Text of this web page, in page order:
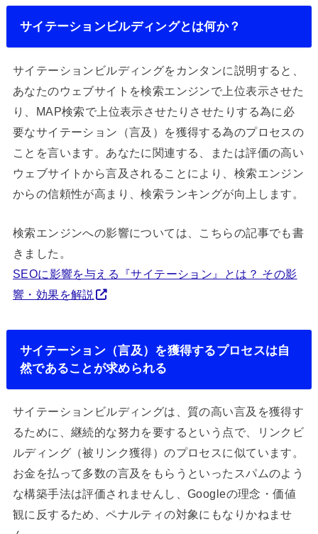
サイテーションビルディングとは何か？
サイテーションビルディングをカンタンに説明すると、
あなたのウェブサイトを検索エンジンで上位表示させた
り、MAP検索で上位表示させたりさせたりする為に必
要なサイテーション（言及）を獲得する為のプロセスの
ことを言います。あなたに関連する、または評価の高い
ウェブサイトから言及されることにより、検索エンジン
からの信頼性が高まり、検索ランキングが向上します。
検索エンジンへの影響については、こちらの記事でも書
きました。
SEOに影響を与える『サイテーション』とは？ その影
響・効果を解説
サイテーション（言及）を獲得するプロセスは自
然であることが求められる
サイテーションビルディングは、質の高い言及を獲得す
るために、継続的な努力を要するという点で、リンクビ
ルディング（被リンク獲得）のプロセスに似ています。
お金を払って多数の言及をもらうといったスパムのよう
な構築手法は評価されませんし、Googleの理念・価値
観に反するため、ペナルティの対象にもなりかねませ